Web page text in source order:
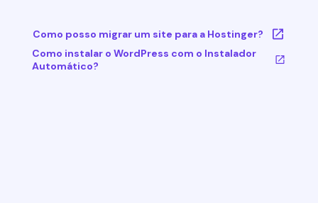
Como posso migrar um site para a Hostinger?
Como instalar o WordPress com o Instalador
Automático?